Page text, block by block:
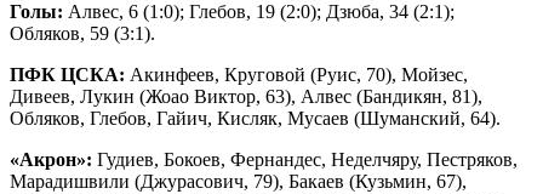
Голы: Алвес, 6 (1:0); Глебов, 19 (2:0); Дзюба, 34 (2:1);
Обляков, 59 (3:1).
ПФК ЦСКА: Акинфеев, Круговой (Руис, 70), Мойзес,
Дивеев, Лукин (Жоао Виктор, 63), Алвес (Бандикян, 81),
Обляков, Глебов, Гайич, Кисляк, Мусаев (Шуманский, 64).
«Акрон»: Гудиев, Бокоев, Фернандес, Неделчяру, Пестряков,
Марадишвили (Джурасович, 79), Бакаев (Кузьмин, 67),